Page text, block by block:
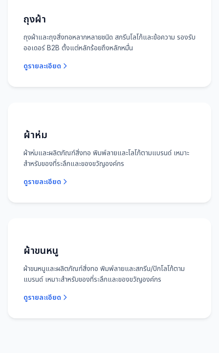
ถุงผ้า
ถุงผ้าและถุงสิ่งทอหลากหลายชนิด สกรีนโลโก้และข้อความ รองรับ
ออเดอร์ B2B ตั้งแต่หลักร้อยถึงหลักหมื่น
ดูรายละเอียด
ผ้าห่ม
ผ้าห่มและผลิตภัณฑ์สิ่งทอ พิมพ์ลายและโลโก้ตามแบรนด์ เหมาะ
สำหรับของที่ระลึกและของขวัญองค์กร
ดูรายละเอียด
ผ้าขนหนู
ผ้าขนหนูและผลิตภัณฑ์สิ่งทอ พิมพ์ลายและสกรีน/ปักโลโก้ตาม
แบรนด์ เหมาะสำหรับของที่ระลึกและของขวัญองค์กร
ดูรายละเอียด